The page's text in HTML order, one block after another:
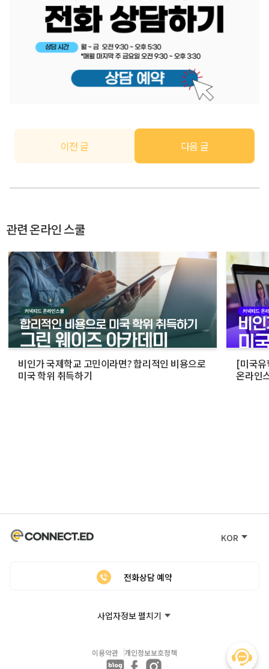
이전 글 다음 글
관련 온라인 스쿨
비인가 국제학교 고민이라면? 합리적인 비용으로
미국 학위 취득하기
[미국유
온라인
KOR
전화상담 예약
사업자정보 펼치기
이용약관 개인정보보호정책